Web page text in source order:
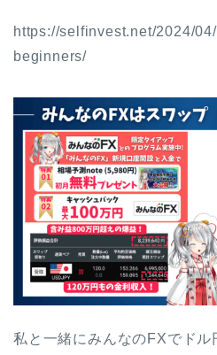
https://selfinvest.net/2024/
beginners/
私と一緒にみんなのFXでドル